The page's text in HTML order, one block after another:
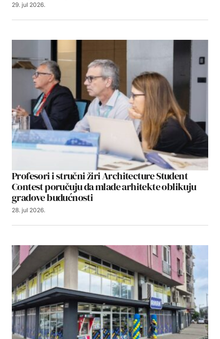
29. jul 2026.
Profesori i stručni žiri Architecture Student
Contest poručuju da mlade arhitekte oblikuju
gradove budućnosti
28. jul 2026.